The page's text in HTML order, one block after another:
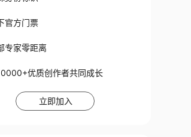
官方门票
专家零距离
优质创作者共同成长
立即加入